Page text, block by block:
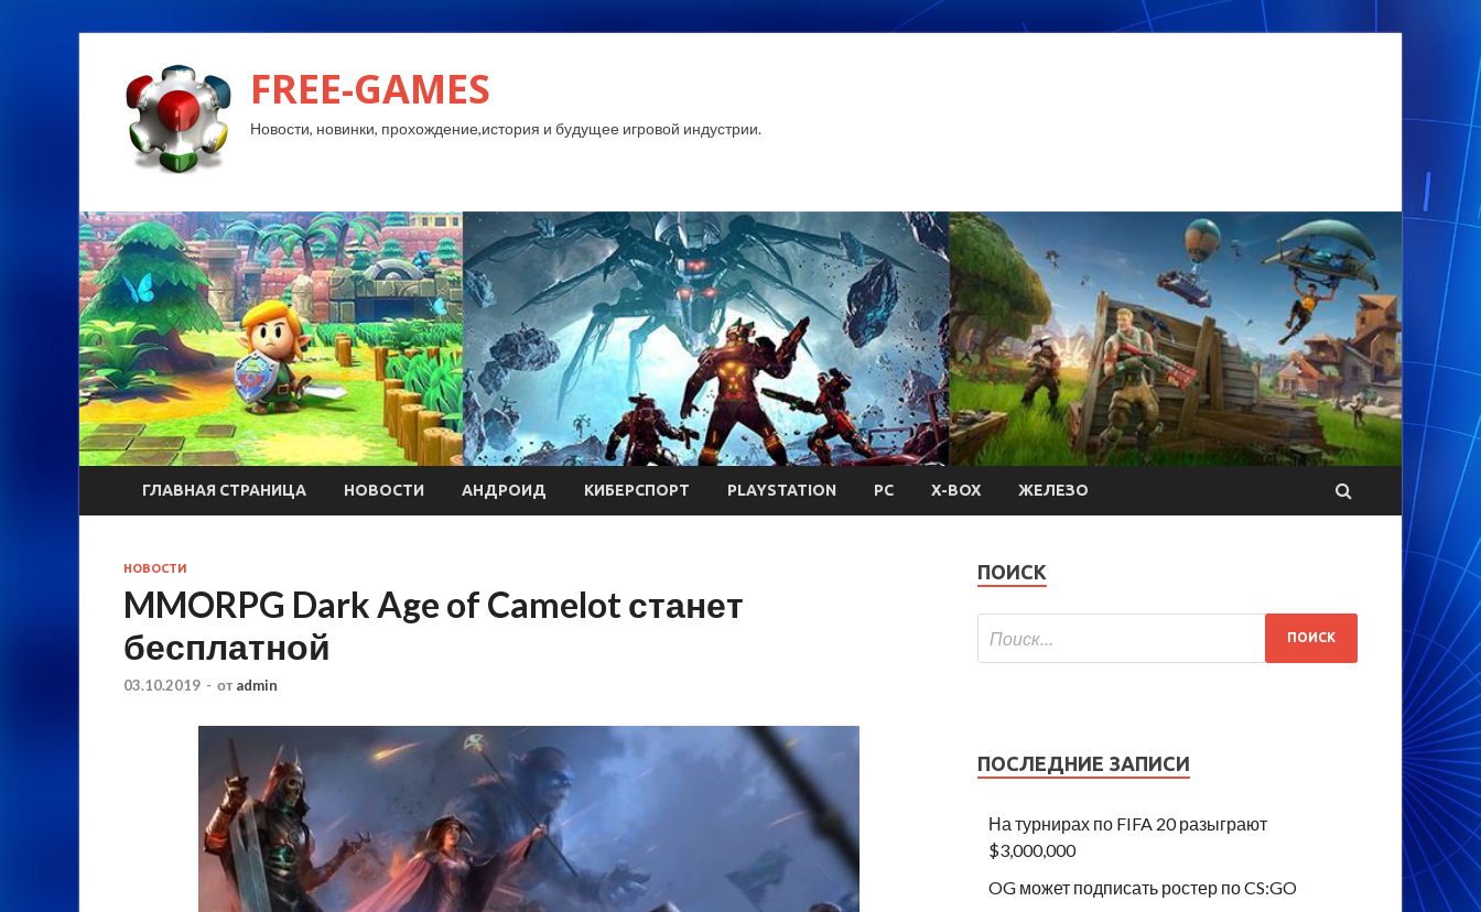
FREE-GAMES
Новости, новинки, прохождение,история и будущее игровой индустрии.
ГЛАВНАЯ СТРАНИЦА НОВОСТИ АНДРОИД КИБЕРСПОРТ PLAYSTATION PC X-BOX ЖЕЛЕЗО
НОВОСТИ
MMORPG Dark Age of Camelot станет
бесплатной
03.10.2019 - от admin
ПОИСК
ПОСЛЕДНИЕ ЗАПИСИ
На турнирах по FIFA 20 разыграют
$3,000,000
OG может подписать ростер по CS:GO